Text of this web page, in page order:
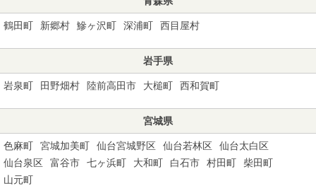
鶴田町 新郷村 鰺ヶ沢町 深浦町 西目屋村
岩手県
岩泉町 田野畑村 陸前高田市 大槌町 西和賀町
宮城県
色麻町 宮城加美町 仙台宮城野区 仙台若林区
仙台太白区
仙台泉区
富谷市 七ヶ浜町 大和町 白石市 村田町
柴田町
山元町